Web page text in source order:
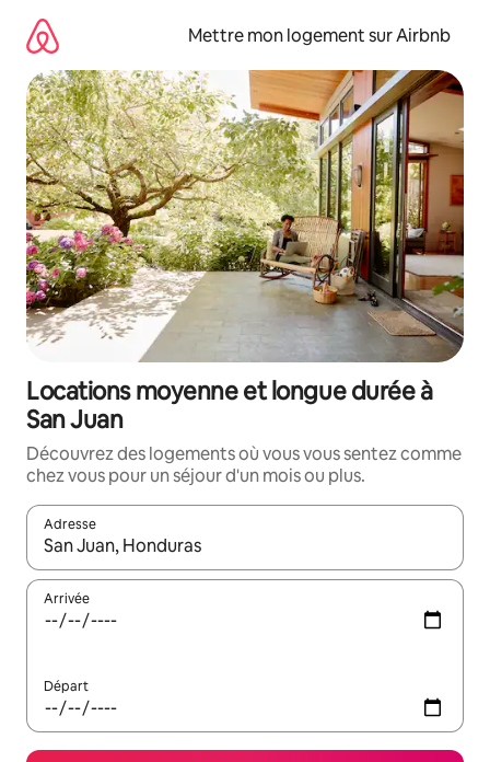
directement
contenu
Mettre mon logement sur Airbnb
Locations moyenne et longue durée à
San Juan
Découvrez des logements où vous vous sentez comme
chez vous pour un séjour d'un mois ou plus.
Adresse
Lorsque les résultats s'affichent, utilisez les flèches vers le
Arrivée
Départ